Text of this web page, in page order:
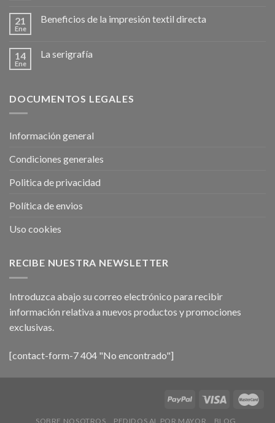
21
Ene
Beneficios de la impresión textil directa
14
Ene
La serigrafía
DOCUMENTOS LEGALES
Información general
Condiciones generales
Politica de privacidad
Política de envios
Uso cookies
RECIBE NUESTRA NEWSLETTER
Introduzca abajo su correo electrónico para recibir
información relativa a nuevos productos y promociones
exclusivas.
[contact-form-7 404 "No encontrado"]
SOBRE NOSOTROS PEDIDOS AL POR MAYOR BLOG